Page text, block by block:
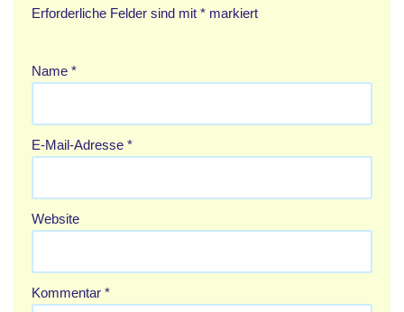
Erforderliche Felder sind mit * markiert
Name *
E-Mail-Adresse *
Website
Kommentar *